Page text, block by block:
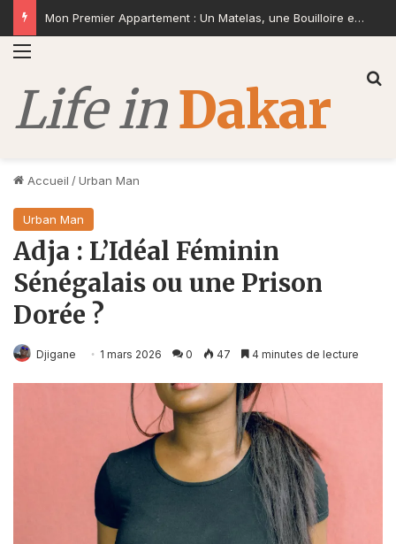
Mon Premier Appartement : Un Matelas, une Bouilloire et la Volonté de Construire
Menu
Accueil /Urban Man
Urban Man
Adja : L’Idéal Féminin
Sénégalais ou une Prison
Dorée ?
Djigane 1 mars 2026 0 47 4 minutes de lecture